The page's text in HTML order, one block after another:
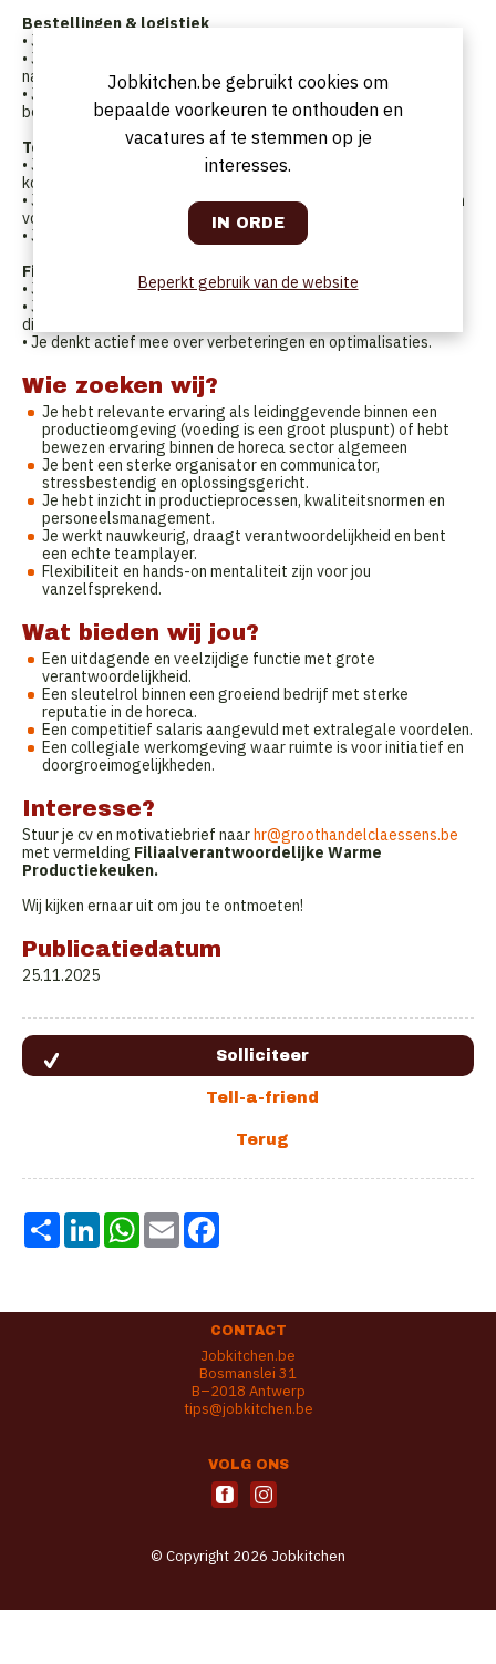
Bestellingen & logistiek
• Je beheert de grondstoffen- en voorraadplanning.
• Je plaatst bestellingen bij leveranciers en volgt leveringen
nauw op.
• Je werkt nauw samen met logistieke teams om tijdige
belevering van klanten te garanderen.
Teamleiding
• Je stuurt en motiveert een team van productiemedewerkers,
koks en ondersteunend personeel.
• Je maakt personeelsplanningen op, organiseert opleidingen en
voert evaluatiegesprekken.
• Je creëert een veilige, positieve en efficiënte werkomgeving.
Financieel & administratief beheer
• Je volgt budgetten, kosten en rendabiliteit van het filiaal op.
• Je analyseert productiegegevens en rapporteert aan de
directie.
• Je denkt actief mee over verbeteringen en optimalisaties.
Wie zoeken wij?
Je hebt relevante ervaring als leidinggevende binnen een
productieomgeving (voeding is een groot pluspunt) of hebt
bewezen ervaring binnen de horeca sector algemeen
Je bent een sterke organisator en communicator,
stressbestendig en oplossingsgericht.
Je hebt inzicht in productieprocessen, kwaliteitsnormen en
personeelsmanagement.
Je werkt nauwkeurig, draagt verantwoordelijkheid en bent
een echte teamplayer.
Flexibiliteit en hands-on mentaliteit zijn voor jou
vanzelfsprekend.
Wat bieden wij jou?
Een uitdagende en veelzijdige functie met grote
verantwoordelijkheid.
Een sleutelrol binnen een groeiend bedrijf met sterke
reputatie in de horeca.
Een competitief salaris aangevuld met extralegale voordelen.
Een collegiale werkomgeving waar ruimte is voor initiatief en
doorgroeimogelijkheden.
Interesse?
Stuur je cv en motivatiebrief naarhr@groothandelclaessens.be
met vermelding Filiaalverantwoordelijke Warme
Productiekeuken.
Wij kijken ernaar uit om jou te ontmoeten!
Publicatiedatum
25.11.2025
Share LinkedInWhatsApp
Email
CONTACT
Jobkitchen.be
Bosmanslei 31
B–2018 Antwerp
tips@jobkitchen.be
VOLG ONS
© Copyright 2026 Jobkitchen
Jobkitchen.be gebruikt cookies om
bepaalde voorkeuren te onthouden en
vacatures af te stemmen op je
interesses.
Beperkt gebruik van de website